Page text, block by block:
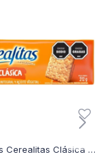
Galletas Cerealitas Clásica 212GR